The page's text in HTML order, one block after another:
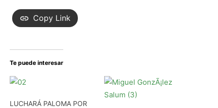
Copy Link
Te puede interesar
LUCHARÁ PALOMA POR